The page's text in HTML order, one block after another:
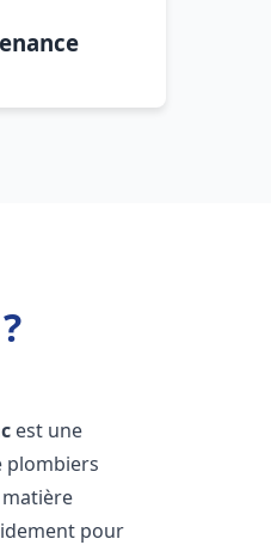
est une
plombiers
pour